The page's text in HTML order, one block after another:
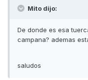
Mito dijo:
De donde es esa
campana? ademas
saludos